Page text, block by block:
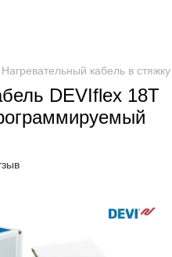
Нагревательный кабель в стяжку
DEVIflex 18T